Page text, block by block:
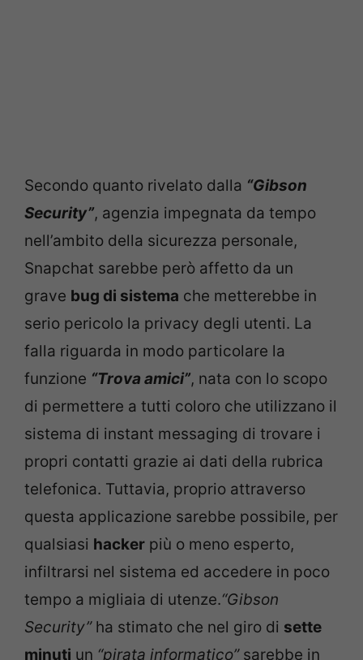
Secondo quanto rivelato dalla “Gibson
Security”, agenzia impegnata da tempo
nell’ambito della sicurezza personale,
Snapchat sarebbe però affetto da un
grave bug di sistema che metterebbe in
serio pericolo la privacy degli utenti. La
falla riguarda in modo particolare la
funzione “Trova amici”, nata con lo scopo
di permettere a tutti coloro che utilizzano il
sistema di instant messaging di trovare i
propri contatti grazie ai dati della rubrica
telefonica. Tuttavia, proprio attraverso
questa applicazione sarebbe possibile, per
qualsiasi hacker più o meno esperto,
infiltrarsi nel sistema ed accedere in poco
tempo a migliaia di utenze.“Gibson
Security”ha stimato che nel giro di sette
minuti un “pirata informatico”sarebbe in